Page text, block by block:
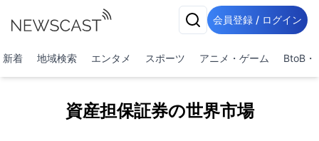
会員登録 / ログイン
新着 地域検索 エンタメ スポーツ アニメ・ゲーム BtoB・
資産担保証券の世界市場